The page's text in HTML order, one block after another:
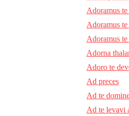
Adoramus te
Adoramus
Adoramus
Adorna
Adoro te
Ad preces
Ad te
Ad te levavi